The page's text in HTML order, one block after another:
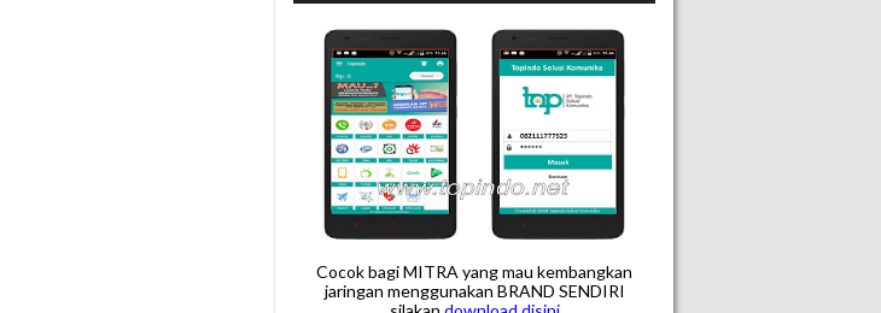
Cocok bagi MITRA yang mau kembangkan
jaringan menggunakan BRAND SENDIRI